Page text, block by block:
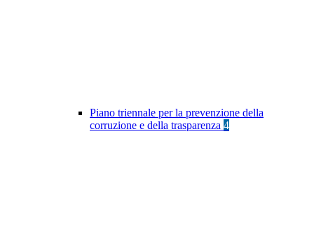
Piano triennale per la prevenzione della
corruzione e della trasparenza 4